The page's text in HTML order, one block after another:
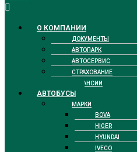
О КОМПАНИИ
ДОКУМЕНТЫ
АВТОПАРК
АВТОСЕРВИС
СТРАХОВАНИЕ
ВАКАНСИИ
АВТОБУСЫ
МАРКИ
BOVA
HIGER
HYUNDAI
IVECO